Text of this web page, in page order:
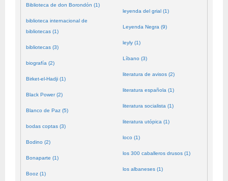
Biblioteca de don Borondón (1)
biblioteca internacional de
bibliotecas (1)
bibliotecas (3)
biografía (2)
Birket-el-Hadji (1)
Black Power (2)
Blanco de Paz (5)
bodas coptas (3)
Bodino (2)
Bonaparte (1)
Booz (1)
leyenda del grial (1)
Leyenda Negra (9)
leyly (1)
Líbano (3)
literatura de avisos (2)
literatura española (1)
literatura socialista (1)
literatura utópica (1)
loco (1)
los 300 caballeros drusos (1)
los albaneses (1)